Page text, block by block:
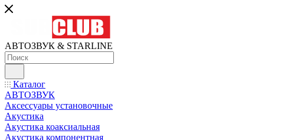
АВТОЗВУК & STARLINE
Каталог
АВТОЗВУК
Аксессуары установочные
Акустика
Акустика коаксиальная
Акустика компонентная